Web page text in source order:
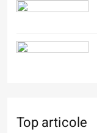
Top articole
1